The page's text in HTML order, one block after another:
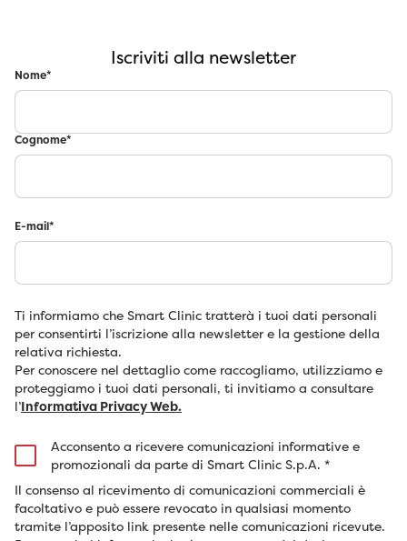
Iscriviti alla newsletter
Nome*
Cognome*
E-mail*
Ti informiamo che Smart Clinic tratterà i tuoi dati personali
per consentirti l’iscrizione alla newsletter e la gestione della
relativa richiesta.
Per conoscere nel dettaglio come raccogliamo, utilizziamo e
proteggiamo i tuoi dati personali, ti invitiamo a consultare
l’Informativa Privacy Web.
Acconsento a ricevere comunicazioni informative e
promozionali da parte di Smart Clinic S.p.A. *
Il consenso al ricevimento di comunicazioni commerciali è
facoltativo e può essere revocato in qualsiasi momento
tramite l’apposito link presente nelle comunicazioni ricevute.